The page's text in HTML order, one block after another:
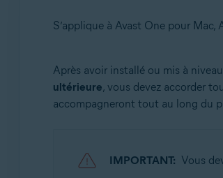
S’applique à Avast One pour
Produits:
Avast One 24.x pour Mac
Systèmes d'exploitation:
Après avoir installé ou mis à niveau
ultérieure, vous devez accorder
accompagneront tout au long du
IMPORTANT: Vous